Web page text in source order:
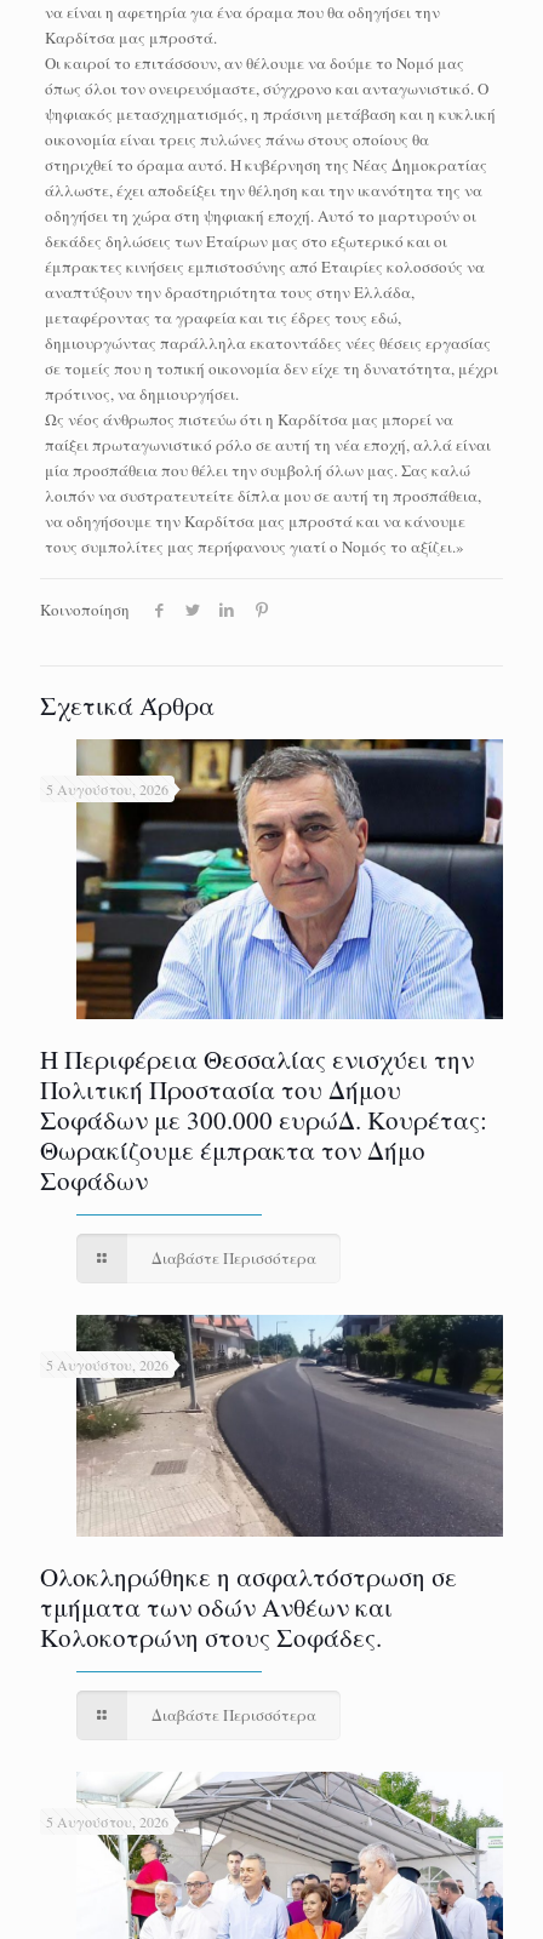
να είναι η αφετηρία για ένα όραμα που θα οδηγήσει την
Καρδίτσα μας μπροστά.
Οι καιροί το επιτάσσουν, αν θέλουμε να δούμε το Νομό μας
όπως όλοι τον ονειρευόμαστε, σύγχρονο και ανταγωνιστικό. Ο
ψηφιακός μετασχηματισμός, η πράσινη μετάβαση και η κυκλική
οικονομία είναι τρεις πυλώνες πάνω στους οποίους θα
στηριχθεί το όραμα αυτό. Η κυβέρνηση της Νέας Δημοκρατίας
άλλωστε, έχει αποδείξει την θέληση και την ικανότητα της να
οδηγήσει τη χώρα στη ψηφιακή εποχή. Αυτό το μαρτυρούν οι
δεκάδες δηλώσεις των Εταίρων μας στο εξωτερικό και οι
έμπρακτες κινήσεις εμπιστοσύνης από Εταιρίες κολοσσούς να
αναπτύξουν την δραστηριότητα τους στην Ελλάδα,
μεταφέροντας τα γραφεία και τις έδρες τους εδώ,
δημιουργώντας παράλληλα εκατοντάδες νέες θέσεις εργασίας
σε τομείς που η τοπική οικονομία δεν είχε τη δυνατότητα, μέχρι
πρότινος, να δημιουργήσει.
Ως νέος άνθρωπος πιστεύω ότι η Καρδίτσα μας μπορεί να
παίξει πρωταγωνιστικό ρόλο σε αυτή τη νέα εποχή, αλλά είναι
μία προσπάθεια που θέλει την συμβολή όλων μας. Σας καλώ
λοιπόν να συστρατευτείτε δίπλα μου σε αυτή τη προσπάθεια,
να οδηγήσουμε την Καρδίτσα μας μπροστά και να κάνουμε
τους συμπολίτες μας περήφανους γιατί ο Νομός το αξίζει.»
Κοινοποίηση
Σχετικά Άρθρα
5 Αυγούστου, 2026
Η Περιφέρεια Θεσσαλίας ενισχύει την
Πολιτική Προστασία του Δήμου
Σοφάδων με 300.000 ευρώΔ. Κουρέτας:
Θωρακίζουμε έμπρακτα τον Δήμο
Σοφάδων
Διαβάστε Περισσότερα
5 Αυγούστου, 2026
Ολοκληρώθηκε η ασφαλτόστρωση σε
τμήματα των οδών Ανθέων και
Κολοκοτρώνη στους Σοφάδες.
Διαβάστε Περισσότερα
5 Αυγούστου, 2026